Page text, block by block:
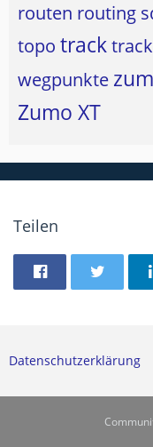
routen routing
topo track
wegpunkte
Zumo XT
Teilen
Datenschutzerklärung